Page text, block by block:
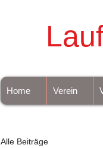
Home Verein
Alle Beiträge